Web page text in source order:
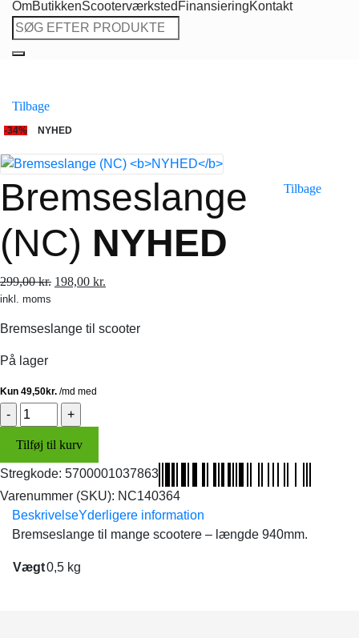
OmButikkenScooterværksted FinansieringKontakt
Søg
efter:
Tilbage
-34% NYHED
Bremseslange
(NC) NYHED
Tilbage
299,00kr. Den
var:
198,00 kr.
inkl. moms
Bremseslange til scooter
På lager
Bremseslange
(NC)
NYHED
antal
Tilføj til kurv
Stregkode: 5700001037863
Varenummer (SKU): NC140364
BeskrivelseYderligere information
Bremseslange til mange scootere – længde 940mm.
Vægt0,5 kg